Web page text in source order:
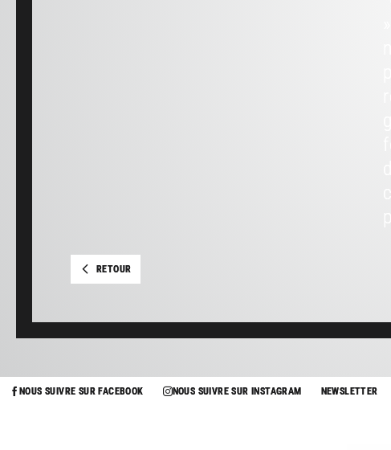
RETOUR
NOUS SUIVRE SUR FACEBOOK NOUS SUIVRE SUR INSTAGRAM NEWSLETTER